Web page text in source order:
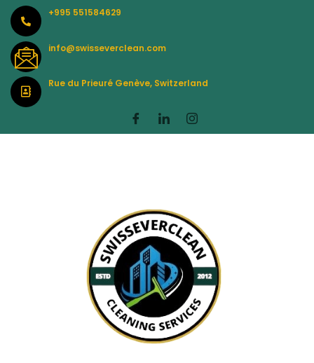
Skip
content
+995 551584629
info@swisseverclean.com
Rue du Prieuré Genève, Switzerland